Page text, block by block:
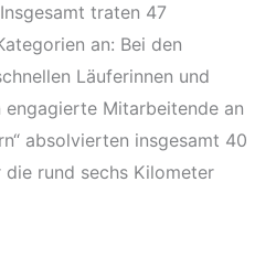
traten 47
an: Bei den
Läuferinnen und
engagierte Mitarbeitende an
absolvierten insgesamt 40
die rund sechs Kilometer